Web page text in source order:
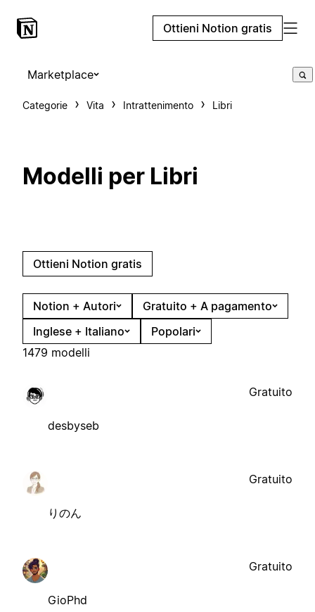
Ottieni Notion gratis
Marketplace
Categorie Vita Intrattenimento Libri
Modelli per Libri
Ottieni Notion gratis
Notion + Autori
Gratuito + A pagamento
Inglese + Italiano
Popolari
1479 modelli
desbyseb
Gratuito
りのん
Gratuito
GioPhd
Gratuito